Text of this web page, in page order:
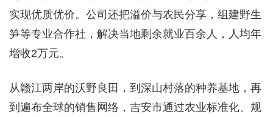
实现优质优价。公司还把溢价与农民分享，组建野生
笋等专业合作社，解决当地剩余就业百余人，人均年
增收2万元。
从赣江两岸的沃野良田，到深山村落的种养基地，再
到遍布全球的销售网络，吉安市通过农业标准化、规